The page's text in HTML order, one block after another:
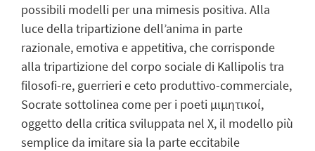
possibili modelli per una mimesis positiva. Alla
luce della tripartizione dell’anima in parte
razionale, emotiva e appetitiva, che corrisponde
alla tripartizione del corpo sociale di Kallipolis tra
filosofi-re, guerrieri e ceto produttivo-commerciale,
Socrate sottolinea come per i poeti μιμητικοί,
oggetto della critica sviluppata nel X, il modello più
semplice da imitare sia la parte eccitabile